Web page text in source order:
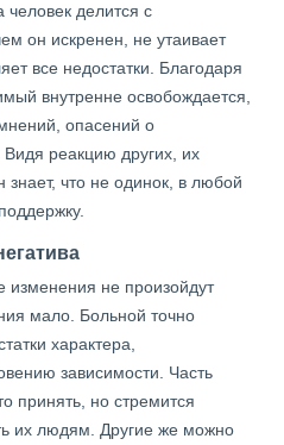
человек делится с
он искренен, не утаивает
все недостатки. Благодаря
внутренне освобождается,
опасений о
реакцию других, их
знает, что не одинок, в любой
изменения не произойдут
мало. Больной точно
характера,
зависимости. Часть
принять, но стремится
их людям. Другие же можно